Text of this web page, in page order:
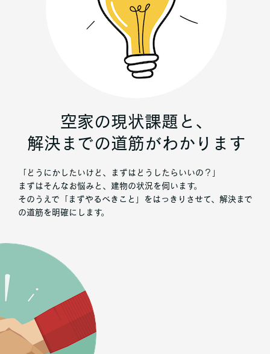
空家の現状課題と、
解決までの道筋がわかります
「どうにかしたいけど、まずはどうしたらいいの？」
まずはそんなお悩みと、建物の状況を伺います。
そのうえで「まずやるべきこと」をはっきりさせて、解決まで
の道筋を明確にします。